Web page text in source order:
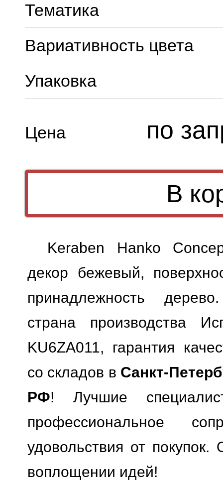
Тематика
Вариативность цвета
Упаковка
Цена по
Keraben Hanko
декор бежевый,
принадлежность
страна производства
KU6ZA011, гарантия
со складов в Санкт-
РФ! Лучшие
профессиональное
удовольствия от
воплощении идей!